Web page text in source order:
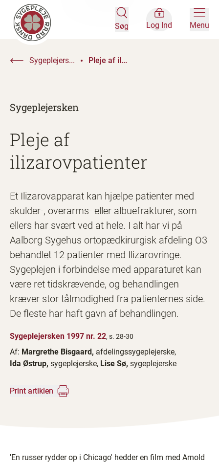
Søg Log Ind Menu
Sygeplejers... Pleje af il...
Sygeplejersken
Pleje af
ilizarovpatienter
Et Ilizarovapparat kan hjælpe patienter med
skulder-, overarms- eller albuefrakturer, som
ellers har svært ved at hele. I alt har vi på
Aalborg Sygehus ortopædkirurgisk afdeling O3
behandlet 12 patienter med Ilizarovringe.
Sygeplejen i forbindelse med apparaturet kan
være ret tidskrævende, og behandlingen
kræver stor tålmodighed fra patienternes side.
De fleste har haft gavn af behandlingen.
Sygeplejersken 1997 nr. 22, s. 28-30
Af: Margrethe Bisgaard, afdelingssygeplejerske,
Ida Østrup, sygeplejerske, Lise Sø, sygeplejerske
Print artiklen
'En russer rydder op i Chicago' hedder en film med Arnold